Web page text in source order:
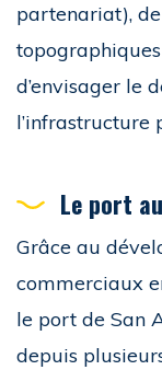
partenariat),
d’envisager le
l’infrastructure
Le port
Grâce au
commerciaux
le port de San
depuis